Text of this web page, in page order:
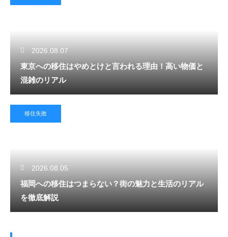
2026.08.07
東京への移住はやめとけと言われる理由！高い物価と
混雑のリアル
移住失敗
2026.08.05
福岡への移住はつまらない？街の魅力と生活のリアル
を徹底解説